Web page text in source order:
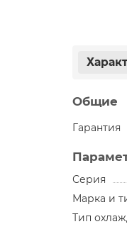
Общие
Гарантия
Серия
Марка и
Тип